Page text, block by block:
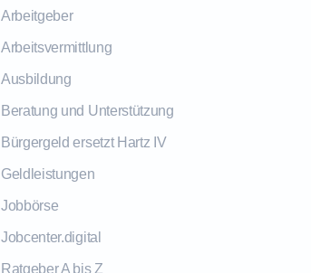
Arbeitgeber
Arbeitsvermittlung
Ausbildung
Beratung und Unterstützung
Bürgergeld ersetzt Hartz IV
Geldleistungen
Jobbörse
Jobcenter.digital
Ratgeber A bis Z